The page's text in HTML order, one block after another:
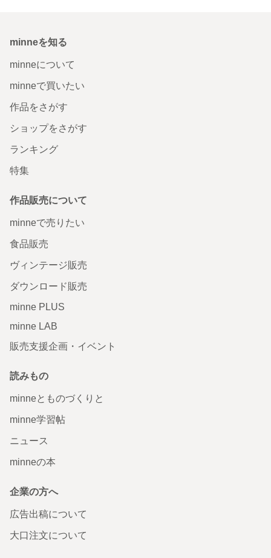
minneを知る
minneについて
minneで買いたい
作品をさがす
ショップをさがす
ランキング
特集
作品販売について
minneで売りたい
食品販売
ヴィンテージ販売
ダウンロード販売
minne PLUS
minne LAB
販売支援企画・イベント
読みもの
minneとものづくりと
minne学習帖
ニュース
minneの本
企業の方へ
広告出稿について
大口注文について